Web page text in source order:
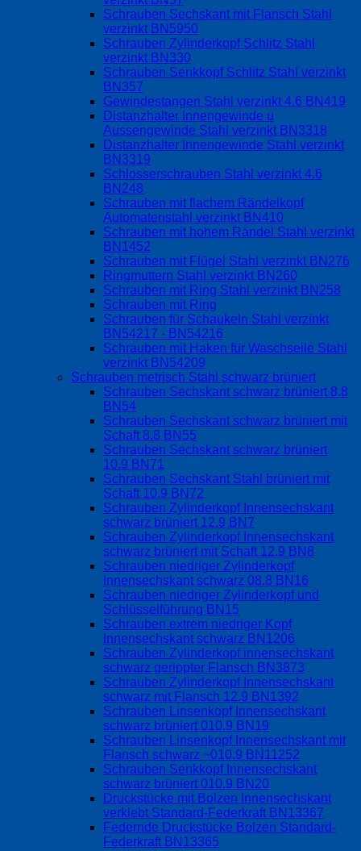
Schrauben Sechskant mit Flansch Stahl
verzinkt BN5950
Schrauben Zylinderkopf Schlitz Stahl
verzinkt BN330
Schrauben Senkkopf Schlitz Stahl verzinkt
BN357
Gewindestangen Stahl verzinkt 4.6 BN419
Distanzhalter Innengewinde u
Aussengewinde Stahl verzinkt BN3318
Distanzhalter Innengewinde Stahl verzinkt
BN3319
Schlosserschrauben Stahl verzinkt 4.6
BN248
Schrauben mit flachem Rändelkopf
Automatenstahl verzinkt BN410
Schrauben mit hohem Rändel Stahl verzinkt
BN1452
Schrauben mit Flügel Stahl verzinkt BN276
Ringmuttern Stahl verzinkt BN260
Schrauben mit Ring Stahl verzinkt BN258
Schrauben mit Ring
Schrauben für Schaukeln Stahl verzinkt
BN54217 - BN54216
Schrauben mit Haken für Waschseile Stahl
verzinkt BN54209
Schrauben metrisch Stahl schwarz brüniert
Schrauben Sechskant schwarz brüniert 8.8
BN54
Schrauben Sechskant schwarz brüniert mit
Schaft 8.8 BN55
Schrauben Sechskant schwarz brüniert
10.9 BN71
Schrauben Sechskant Stahl brüniert mit
Schaft 10.9 BN72
Schrauben Zylinderkopf Innensechskant
schwarz brüniert 12.9 BN7
Schrauben Zylinderkopf Innensechskant
schwarz brüniert mit Schaft 12.9 BN8
Schrauben niedriger Zylinderkopf
Innensechskant schwarz 08.8 BN16
Schrauben niedriger Zylinderkopf und
Schlüsselführung BN15
Schrauben extrem niedriger Kopf
Innensechskant schwarz BN1206
Schrauben Zylinderkopf innensechskant
schwarz gerippter Flansch BN3873
Schrauben Zylinderkopf Innensechskant
schwarz mit Flansch 12.9 BN1392
Schrauben Linsenkopf Innensechskant
schwarz brüniert 010.9 BN19
Schrauben Linsenkopf Innensechskant mit
Flansch schwarz ~010.9 BN11252
Schrauben Senkkopf Innensechskant
schwarz brüniert 010.9 BN20
Druckstücke mit Bolzen Innensechskant
verklebt Standard-Federkraft BN13367
Federnde Druckstücke Bolzen Standard-
Federkraft BN13365